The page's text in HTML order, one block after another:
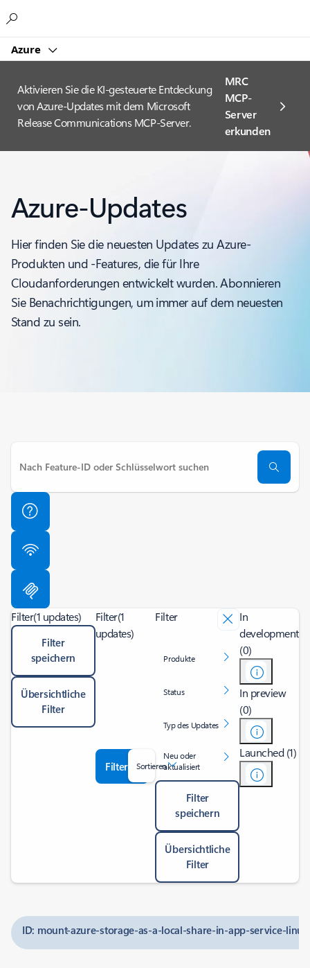
Azure
Aktivieren Sie die KI-gesteuerte Entdeckung
von Azure-Updates mit dem Microsoft
Release Communications MCP-Server.
MRC
MCP-
Server
erkunden
Azure-Updates
Hier finden Sie die neuesten Updates zu Azure-
Produkten und -Features, die für Ihre
Cloudanforderungen entwickelt wurden. Abonnieren
Sie Benachrichtigungen, um immer auf dem neuesten
Stand zu sein.
Filter(1 updates)
Filter
speichern
Übersichtliche
Filter
Filter(1
updates)
Filter Sortieren
Filter
Produkte
Status
Typ des Updates
Neu oder
aktualisiert
Filter
speichern
Übersichtliche
Filter
In
development
(0)
In preview
(0)
Launched (1)
ID: mount-azure-storage-as-a-local-share-in-app-service-